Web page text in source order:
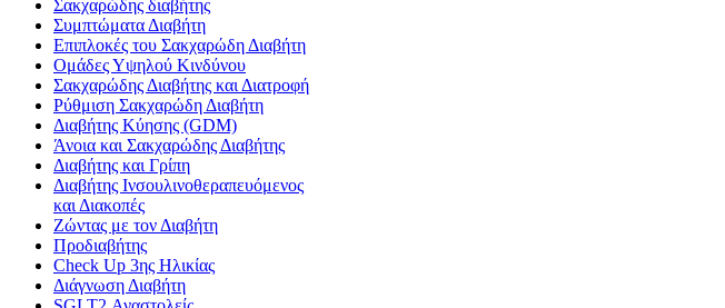
Σακχαρώδης διαβήτης
Συμπτώματα Διαβήτη
Επιπλοκές του Σακχαρώδη Διαβήτη
Oμάδες Υψηλού Κινδύνου
Σακχαρώδης Διαβήτης και Διατροφή
Ρύθμιση Σακχαρώδη Διαβήτη
Διαβήτης Κύησης (GDM)
Άνοια και Σακχαρώδης Διαβήτης
Διαβήτης και Γρίπη
Διαβήτης Ινσουλινοθεραπευόμενος
και Διακοπές
Ζώντας με τον Διαβήτη
Προδιαβήτης
Check Up 3ης Ηλικίας
Διάγνωση Διαβήτη